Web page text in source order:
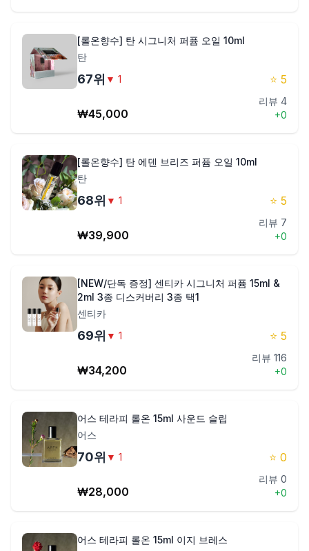
[롤온향수] 탄 시그니처 퍼퓸 오일 10ml
탄
67위 ▼ 1 ⭐ 5
₩45,000
리뷰 4
+0
[롤온향수] 탄 에덴 브리즈 퍼퓸 오일 10ml
탄
68위 ▼ 1 ⭐ 5
₩39,900
리뷰 7
+0
[NEW/단독 증정] 센티카 시그니처 퍼퓸 15ml &
2ml 3종 디스커버리 3종 택1
센티카
69위 ▼ 1 ⭐ 5
₩34,200
리뷰 116
+0
어스 테라피 롤온 15ml 사운드 슬립
어스
70위 ▼ 1 ⭐ 0
₩28,000
리뷰 0
+0
어스 테라피 롤온 15ml 이지 브레스